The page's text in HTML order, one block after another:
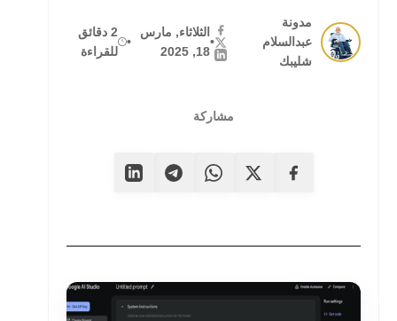
مدونة
عبدالسلام
شليبك
•
الثلاثاء, مارس
18, 2025
•
2 دقائق
للقراءة
مشاركة